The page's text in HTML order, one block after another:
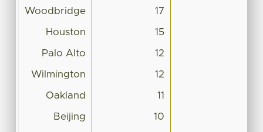
Woodbridge 17
Houston 15
Palo Alto 12
Wilmington 12
Oakland 11
Beijing 10